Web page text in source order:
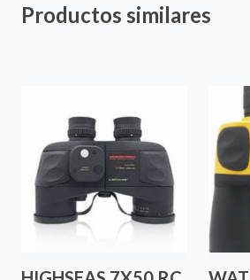
Productos similares